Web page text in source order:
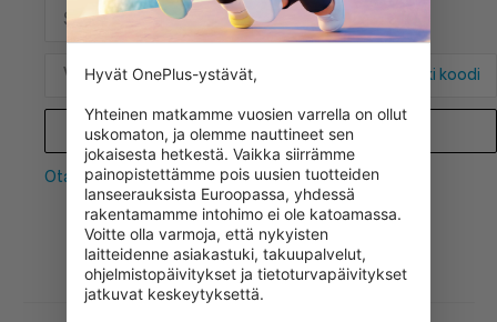
Hanki koodi
Tilauksen tila
Ota yhteyttä
Usein kysytyt kysymykset
Hyvät OnePlus-ystävät,
Yhteinen matkamme vuosien varrella on ollut
uskomaton, ja olemme nauttineet sen
jokaisesta hetkestä. Vaikka siirrämme
painopistettämme pois uusien tuotteiden
lanseerauksista Euroopassa, yhdessä
rakentamamme intohimo ei ole katoamassa.
Voitte olla varmoja, että nykyisten
laitteidenne asiakastuki, takuupalvelut,
ohjelmistopäivitykset ja tietoturvapäivitykset
jatkuvat keskeytyksettä.